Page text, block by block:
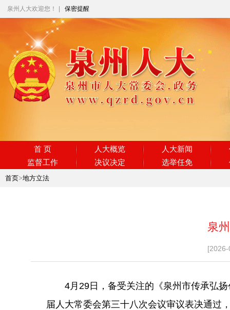
泉州人大欢迎您！ 保密提醒
首 页 人大概览 人大新闻
监督工作
决议决定 选举任免
首页>地方立法
泉
4月29日，备受关注的《泉州市传承弘扬
届人大常委会第三十八次会议审议表决通过